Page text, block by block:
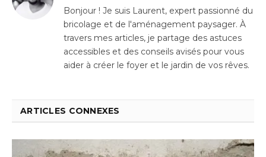
Bonjour ! Je suis Laurent, expert passionné du
bricolage et de l'aménagement paysager. À
travers mes articles, je partage des astuces
accessibles et des conseils avisés pour vous
aider à créer le foyer et le jardin de vos rêves.
ARTICLES CONNEXES